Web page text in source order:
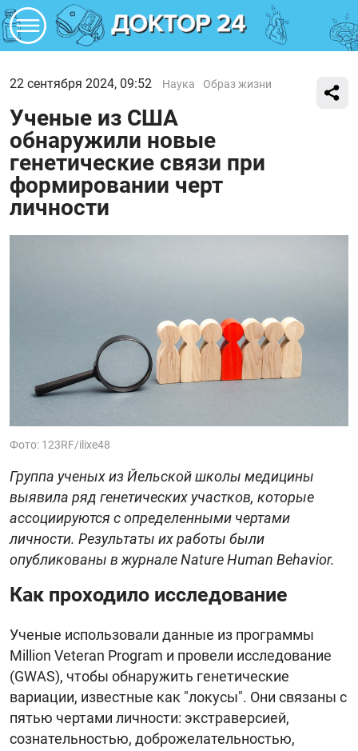
22 сентября 2024, 09:52 Наука Образ жизни
Ученые из США
обнаружили новые
генетические связи при
формировании черт
личности
Фото: 123RF/ilixe48
Группа ученых из Йельской школы медицины
выявила ряд генетических участков, которые
ассоциируются с определенными чертами
личности. Результаты их работы были
опубликованы в журнале Nature Human Behavior.
Как проходило исследование
Ученые использовали данные из программы
Million Veteran Program и провели исследование
(GWAS), чтобы обнаружить генетические
вариации, известные как "локусы". Они связаны с
пятью чертами личности: экстраверсией,
сознательностью, доброжелательностью,